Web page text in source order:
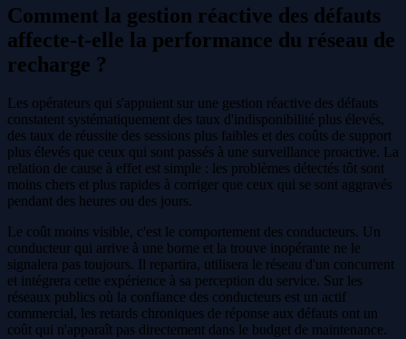
Comment la gestion réactive des défauts
affecte-t-elle la performance du réseau de
recharge ?
Les opérateurs qui s'appuient sur une gestion réactive des défauts
constatent systématiquement des taux d'indisponibilité plus élevés,
des taux de réussite des sessions plus faibles et des coûts de support
plus élevés que ceux qui sont passés à une surveillance proactive. La
relation de cause à effet est simple : les problèmes détectés tôt sont
moins chers et plus rapides à corriger que ceux qui se sont aggravés
pendant des heures ou des jours.
Le coût moins visible, c'est le comportement des conducteurs. Un
conducteur qui arrive à une borne et la trouve inopérante ne le
signalera pas toujours. Il repartira, utilisera le réseau d'un concurrent
et intégrera cette expérience à sa perception du service. Sur les
réseaux publics où la confiance des conducteurs est un actif
commercial, les retards chroniques de réponse aux défauts ont un
coût qui n'apparaît pas directement dans le budget de maintenance.